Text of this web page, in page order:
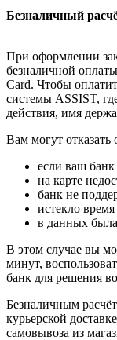
Безналичный
При оформлении
безналичной
Card. Чтобы
системы ASSIST,
действия, имя
Вам могут отказать
если ваш
на карте
банк не
истекло
в данных
В этом случае вы
минут,
банк для решения
Безналичным
курьерской
самовывоза из